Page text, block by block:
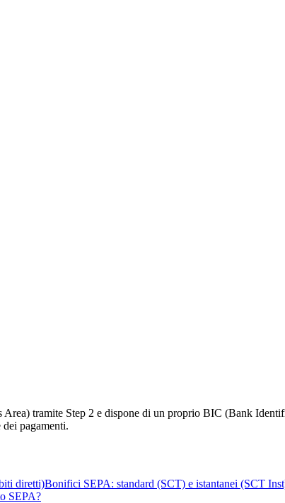
Area) tramite Step 2 e dispone di un proprio BIC (Bank
pagamenti.
diretti)Bonifici SEPA: standard (SCT) e istantanei (SCT
SEPA?